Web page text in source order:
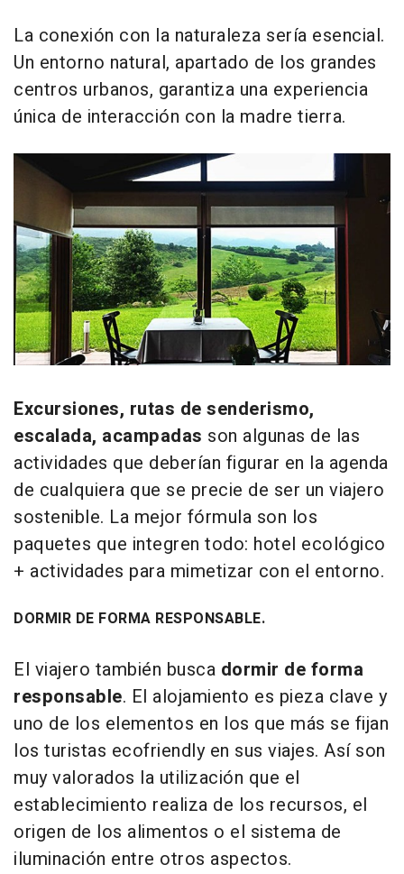
La conexión con la naturaleza sería esencial.
Un entorno natural, apartado de los grandes
centros urbanos, garantiza una experiencia
única de interacción con la madre tierra.
Excursiones, rutas de senderismo,
escalada, acampadas son algunas de las
actividades que deberían figurar en la agenda
de cualquiera que se precie de ser un viajero
sostenible. La mejor fórmula son los
paquetes que integren todo: hotel ecológico
+ actividades para mimetizar con el entorno.
DORMIR DE FORMA RESPONSABLE.
El viajero también busca dormir de forma
responsable. El alojamiento es pieza clave y
uno de los elementos en los que más se fijan
los turistas ecofriendly en sus viajes. Así son
muy valorados la utilización que el
establecimiento realiza de los recursos, el
origen de los alimentos o el sistema de
iluminación entre otros aspectos.